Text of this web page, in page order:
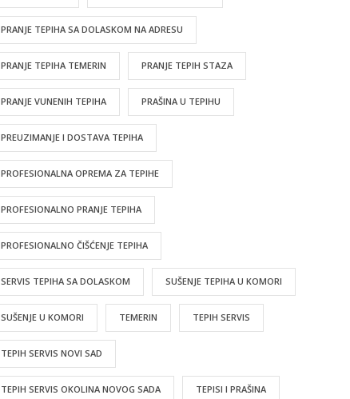
PRANJE TEPIHA SA DOLASKOM NA ADRESU
PRANJE TEPIHA TEMERIN PRANJE TEPIH STAZA
PRANJE VUNENIH TEPIHA PRAŠINA U TEPIHU
PREUZIMANJE I DOSTAVA TEPIHA
PROFESIONALNA OPREMA ZA TEPIHE
PROFESIONALNO PRANJE TEPIHA
PROFESIONALNO ČIŠĆENJE TEPIHA
SERVIS TEPIHA SA DOLASKOM SUŠENJE TEPIHA U KOMORI
SUŠENJE U KOMORI TEMERIN TEPIH SERVIS
TEPIH SERVIS NOVI SAD
TEPIH SERVIS OKOLINA NOVOG SADA TEPISI I PRAŠINA